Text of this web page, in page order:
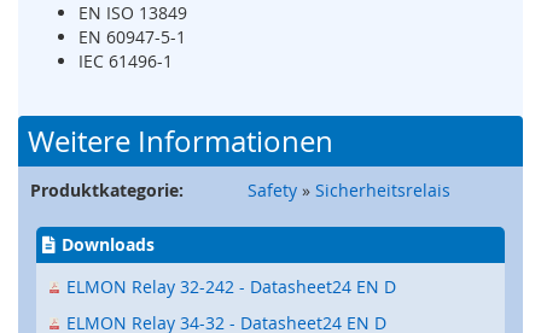
e
i
s
t
)
S
i
c
EN ISO 13849
EN 60947-5-1
IEC 61496-1
Weitere Informationen
Produktkategorie: Safety » Sicherheitsrelais
Downloads
ELMON Relay 32-242 - Datasheet24 EN D
ELMON Relay 34-32 - Datasheet24 EN D